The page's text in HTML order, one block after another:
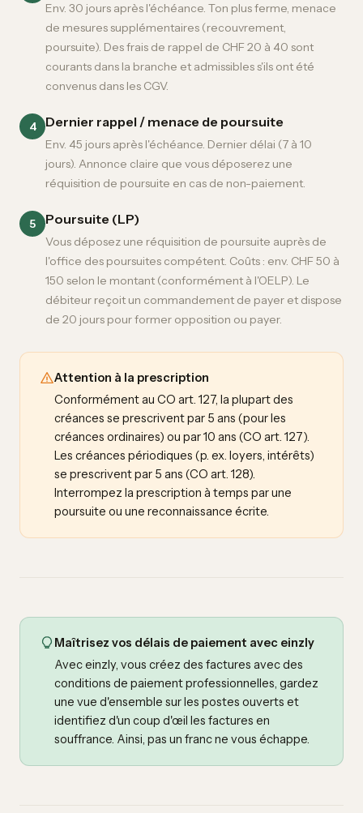
Env. 30 jours après l'échéance. Ton plus ferme, menace
de mesures supplémentaires (recouvrement,
poursuite). Des frais de rappel de CHF 20 à 40 sont
courants dans la branche et admissibles s'ils ont été
convenus dans les CGV.
4 Dernier rappel / menace de poursuite
Env. 45 jours après l'échéance. Dernier délai (7 à 10
jours). Annonce claire que vous déposerez une
réquisition de poursuite en cas de non-paiement.
5 Poursuite (LP)
Vous déposez une réquisition de poursuite auprès de
l'office des poursuites compétent. Coûts : env. CHF 50 à
150 selon le montant (conformément à l'OELP). Le
débiteur reçoit un commandement de payer et dispose
de 20 jours pour former opposition ou payer.
Attention à la prescription
Conformément au CO art. 127, la plupart des
créances se prescrivent par 5 ans (pour les
créances ordinaires) ou par 10 ans (CO art. 127).
Les créances périodiques (p. ex. loyers, intérêts)
se prescrivent par 5 ans (CO art. 128).
Interrompez la prescription à temps par une
poursuite ou une reconnaissance écrite.
Maîtrisez vos délais de paiement avec einzly
Avec einzly, vous créez des factures avec des
conditions de paiement professionnelles, gardez
une vue d'ensemble sur les postes ouverts et
identifiez d'un coup d'œil les factures en
souffrance. Ainsi, pas un franc ne vous échappe.